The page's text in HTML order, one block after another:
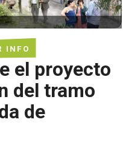
INFO
el proyecto
del tramo
de